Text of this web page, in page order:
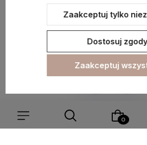
Sklep internetowy Shoper.pl Szablon
GrowCommerce
Zaakceptuj tylko
Dostosuj
Zaakceptuj